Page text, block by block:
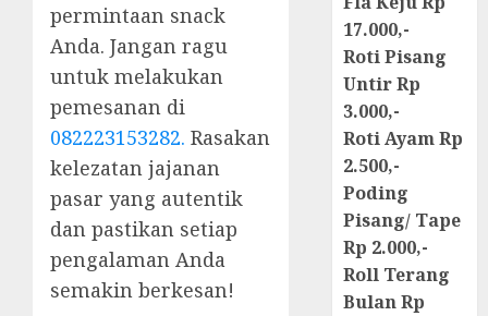
permintaan snack
Anda. Jangan ragu
untuk melakukan
pemesanan di
082223153282. Rasakan
kelezatan jajanan
pasar yang autentik
dan pastikan setiap
pengalaman Anda
semakin berkesan!
17.000,-
Roti Pisang
Untir Rp
3.000,-
Roti Ayam Rp
2.500,-
Poding
Pisang/ Tape
Rp 2.000,-
Roll Terang
Bulan Rp